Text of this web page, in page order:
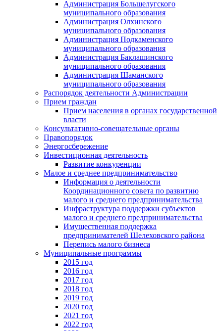
Администрация Большелугского
муниципального образования
Администрация Олхинского
муниципального образования
Администрация Подкаменского
муниципального образования
Администрация Баклашинского
муниципального образования
Администрация Шаманского
муниципального образования
Распорядок деятельности Администрации
Прием граждан
Прием населения в органах государственной
власти
Консультативно-совещательные органы
Правопорядок
Энергосбережение
Инвестиционная деятельность
Развитие конкуренции
Малое и среднее предпринимательство
Информация о деятельности
Координационного совета по развитию
малого и среднего предпринимательства
Инфраструктура поддержки субъектов
малого и среднего предпринимательства
Имущественная поддержка
предпринимателей Шелеховского района
Перепись малого бизнеса
Муниципальные программы
2015 год
2016 год
2017 год
2018 год
2019 год
2020 год
2021 год
2022 год